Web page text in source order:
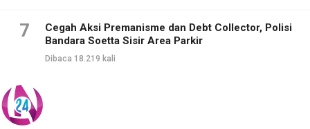
7
Cegah Aksi Premanisme dan Debt Collector, Polisi
Bandara Soetta Sisir Area Parkir
Dibaca 18.219 kali